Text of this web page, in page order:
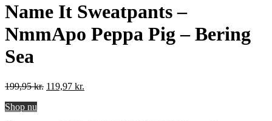
Name It Sweatpants –
NmmApo Peppa Pig – Bering
Sea
199,95kr. Den
119,97 kr.
Shop nu